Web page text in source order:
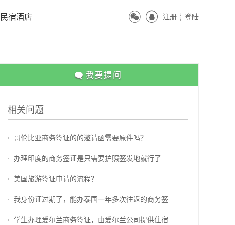
民宿酒店 ꀔ ꀓ 注册 ꀒ 登陆
 我要提问
相关问题
哥伦比亚商务签证的的邀请函需要原件吗？
办理印度的商务签证是只需要护照签发地就行了
美国旅游签证申请的流程？
我身份证过期了，能办泰国一年多次往返的商务签
学生办理爱尔兰商务签证，由爱尔兰公司提供住宿